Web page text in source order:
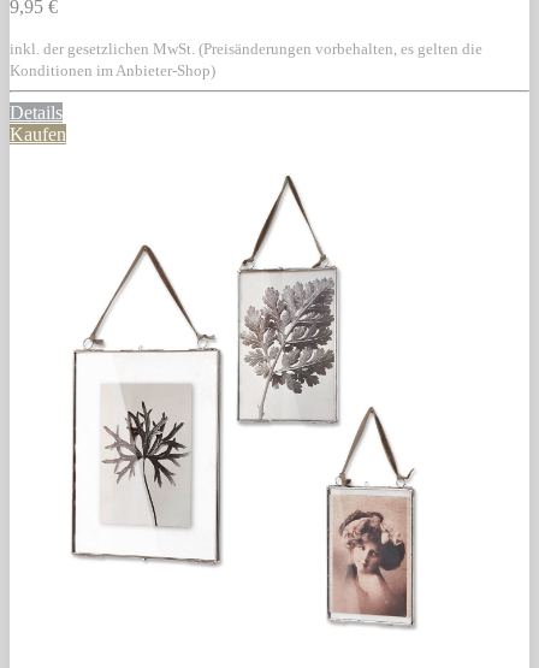
9,95 €
inkl. der gesetzlichen MwSt. (Preisänderungen vorbehalten, es gelten die
Konditionen im Anbieter-Shop)
Details
Kaufen